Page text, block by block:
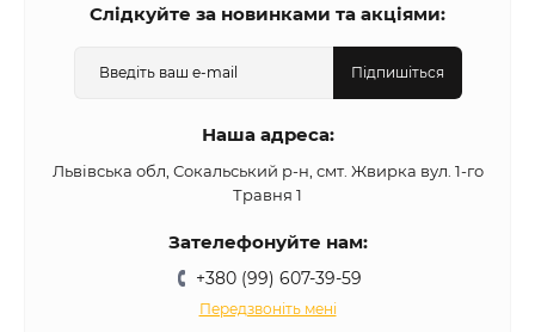
Слідкуйте за новинками та акціями:
Підпишіться
Наша адреса:
Львівська обл, Сокальський р-н, смт. Жвирка вул. 1-го
Травня 1
Зателефонуйте нам:
+380 (99) 607-39-59
Передзвоніть мені